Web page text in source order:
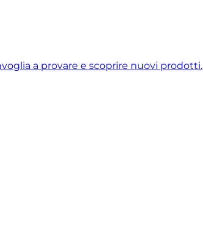
a provare e scoprire nuovi prodotti.